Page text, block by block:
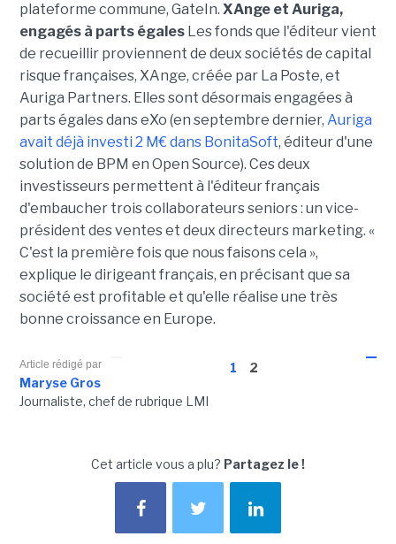
plateforme commune, GateIn. XAnge et Auriga,
engagés à parts égalesLes fonds que l'éditeur vient
de recueillir proviennent de deux sociétés de capital
risque françaises, XAnge, créée par La Poste, et
Auriga Partners. Elles sont désormais engagées à
parts égales dans eXo (en septembre dernier, Auriga
avait déjà investi 2 M€ dans BonitaSoft, éditeur d'une
solution de BPM en Open Source). Ces deux
investisseurs permettent à l'éditeur français
d'embaucher trois collaborateurs seniors : un vice-
président des ventes et deux directeurs marketing. «
C'est la première fois que nous faisons cela »,
explique le dirigeant français, en précisant que sa
société est profitable et qu'elle réalise une très
bonne croissance en Europe.
1 2
Article rédigé par
Maryse Gros
Journaliste, chef de rubrique LMI
Cet article vous a plu? Partagez le !